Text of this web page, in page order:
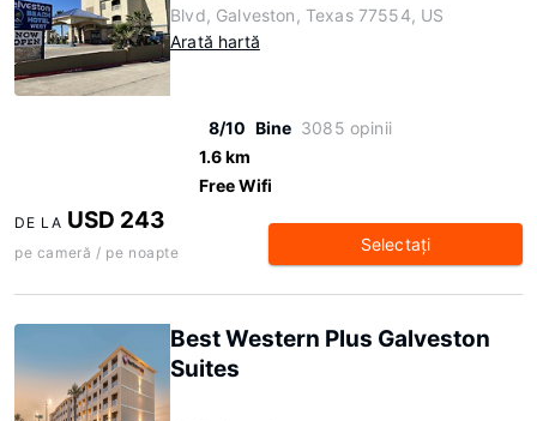
Blvd, Galveston, Texas 77554, US
Arată hartă
8/10 Bine 3085 opinii
1.6 km
Free Wifi
DE LA USD 243
pe cameră / pe noapte Selectaţi
Best Western Plus Galveston
Suites